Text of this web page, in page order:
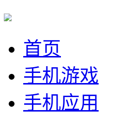
首页
手机游戏
手机应用